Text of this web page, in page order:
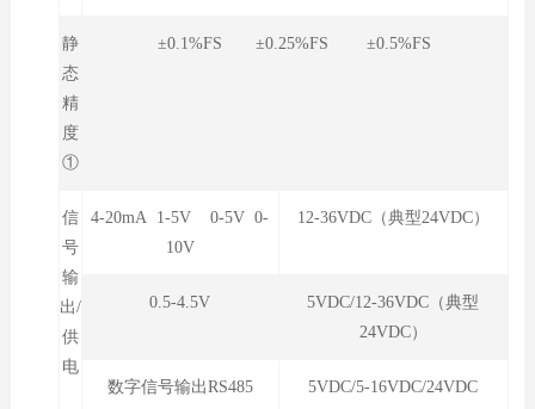
静
态
精
度
①
±0.1%FS ±0.25%FS ±0.5%FS
信
号
输
出/
供
电
4-20mA 1-5V 0-5V 0-
10V
12-36VDC（典型24VDC）
0.5-4.5V
5VDC/12-36VDC（典型
24VDC）
数字信号输出RS485 5VDC/5-16VDC/24VDC